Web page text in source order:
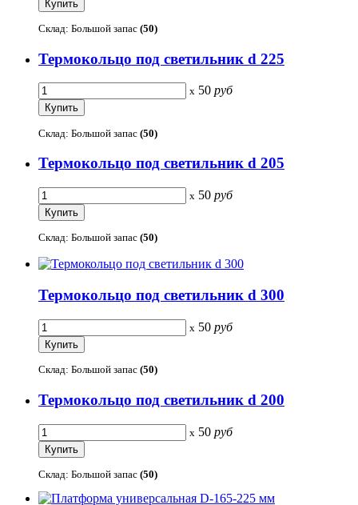
Склад: Большой запас (50)
Термокольцо под светильник d 225
x 50 руб
Склад: Большой запас (50)
Термокольцо под светильник d 205
x 50 руб
Склад: Большой запас (50)
Термокольцо под светильник d 300
x 50 руб
Склад: Большой запас (50)
Термокольцо под светильник d 200
x 50 руб
Склад: Большой запас (50)